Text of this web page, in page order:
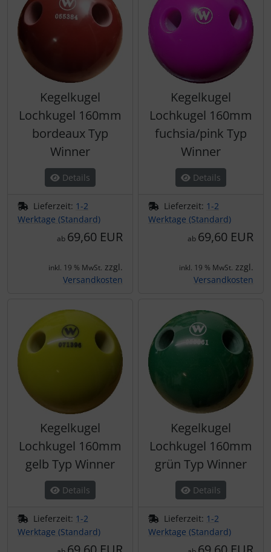
Kegelkugel
Lochkugel 160mm
bordeaux Typ
Winner
Details
Lieferzeit: 1-2
Werktage (Standard)
ab 69,60 EUR
inkl. 19 % MwSt. zzgl.
Versandkosten
Kegelkugel
Lochkugel 160mm
fuchsia/pink Typ
Winner
Details
Lieferzeit: 1-2
Werktage (Standard)
ab 69,60 EUR
inkl. 19 % MwSt. zzgl.
Versandkosten
Kegelkugel
Lochkugel 160mm
gelb Typ Winner
Details
Lieferzeit: 1-2
Werktage (Standard)
Kegelkugel
Lochkugel 160mm
grün Typ Winner
Details
Lieferzeit: 1-2
Werktage (Standard)